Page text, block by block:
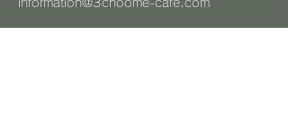
information@3choome-cafe.com